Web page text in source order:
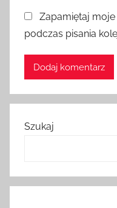
Zapamiętaj
podczas pisania
Szukaj